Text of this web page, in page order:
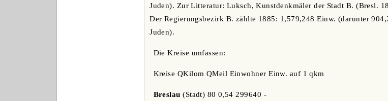
Juden). Zur Litteratur: Luksch, Kunstdenkmäler der Stadt B. (Bresl.
Der Regierungsbezirk B. zählte 1885: 1,579,248 Einw. (darunter
Juden).
Die Kreise umfassen:
Kreise QKilom QMeil Einwohner Einw. auf 1 qkm
Breslau (Stadt) 80 0,54 299640 -